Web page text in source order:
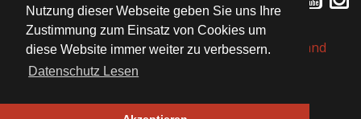
Nutzung dieser Webseite geben Sie uns Ihre
Zustimmung zum Einsatz von Cookies um
diese Website immer weiter zu verbessern.
Datenschutz Lesen
*Alle Preise inkl. gesetzlicher USt., zzgl. Versand
Alle Rechte vorbehalten